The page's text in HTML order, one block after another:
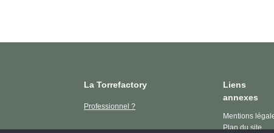
La Torrefactory
Professionnel ?
Liens
annexes
Mentions
Plan du site